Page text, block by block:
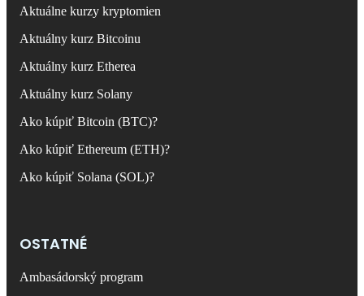
Aktuálne kurzy kryptomien
Aktuálny kurz Bitcoinu
Aktuálny kurz Etherea
Aktuálny kurz Solany
Ako kúpiť Bitcoin (BTC)?
Ako kúpiť Ethereum (ETH)?
Ako kúpiť Solana (SOL)?
OSTATNÉ
Ambasádorský program